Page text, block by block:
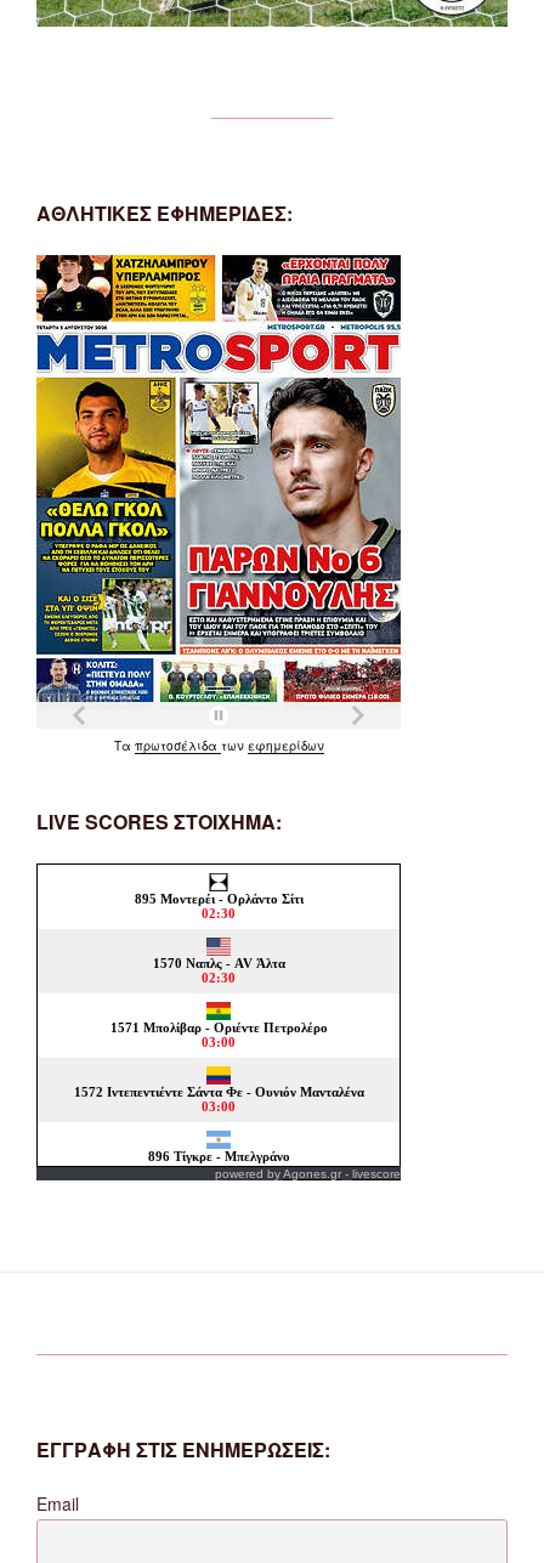
ΑΘΛΗΤΙΚΕΣ ΕΦΗΜΕΡΙΔΕΣ:
Τα πρωτοσέλιδα των εφημερίδων
LIVE SCORES ΣΤΟΙΧΗΜΑ:
powered byAgones.gr - livescore
ΕΓΓΡΑΦΗ ΣΤΙΣ ΕΝΗΜΕΡΩΣΕΙΣ:
Email